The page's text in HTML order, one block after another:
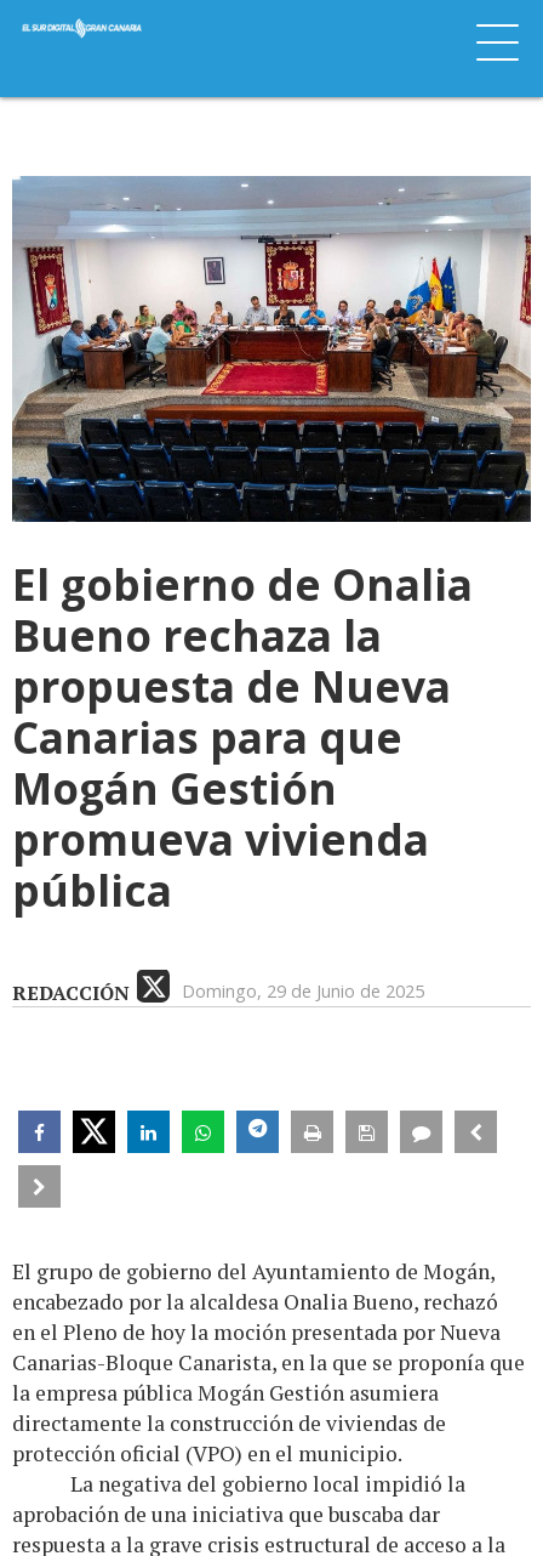
El gobierno de Onalia
Bueno rechaza la
propuesta de Nueva
Canarias para que
Mogán Gestión
promueva vivienda
pública
REDACCIÓN Domingo, 29 de Junio de 2025
El grupo de gobierno del Ayuntamiento de Mogán,
encabezado por la alcaldesa Onalia Bueno, rechazó
en el Pleno de hoy la moción presentada por Nueva
Canarias-Bloque Canarista, en la que se proponía que
la empresa pública Mogán Gestión asumiera
directamente la construcción de viviendas de
protección oficial (VPO) en el municipio.
La negativa del gobierno local impidió la
aprobación de una iniciativa que buscaba dar
respuesta a la grave crisis estructural de acceso a la